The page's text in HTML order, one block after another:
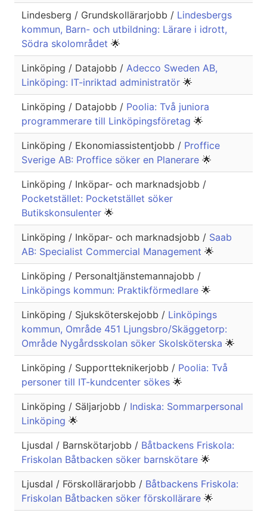
Lindesberg / Grundskollärarjobb / Lindesbergs
kommun, Barn- och utbildning: Lärare i idrott,
Södra skolområdet 🌟
Linköping / Datajobb / Adecco Sweden AB,
Linköping: IT-inriktad administratör 🌟
Linköping / Datajobb / Poolia: Två juniora
programmerare till Linköpingsföretag 🌟
Linköping / Ekonomiassistentjobb / Proffice
Sverige AB: Proffice söker en Planerare 🌟
Linköping / Inköpar- och marknadsjobb /
Pocketstället: Pocketstället söker
Butikskonsulenter 🌟
Linköping / Inköpar- och marknadsjobb / Saab
AB: Specialist Commercial Management 🌟
Linköping / Personaltjänstemannajobb /
Linköpings kommun: Praktikförmedlare 🌟
Linköping / Sjuksköterskejobb / Linköpings
kommun, Område 451 Ljungsbro/Skäggetorp:
Område Nygårdsskolan söker Skolsköterska 🌟
Linköping / Supportteknikerjobb / Poolia: Två
personer till IT-kundcenter sökes 🌟
Linköping / Säljarjobb / Indiska: Sommarpersonal
Linköping 🌟
Ljusdal / Barnskötarjobb / Båtbackens Friskola:
Friskolan Båtbacken söker barnskötare 🌟
Ljusdal / Förskollärarjobb / Båtbackens Friskola:
Friskolan Båtbacken söker förskollärare 🌟